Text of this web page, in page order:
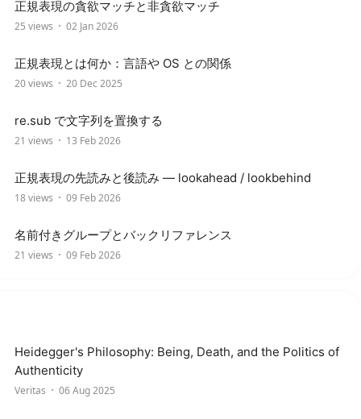
正規表現の貪欲マッチと非貪欲マッチ
25 views 02 Jan 2026
正規表現とは何か：言語や OS との関係
20 views 20 Dec 2025
re.sub で文字列を置換する
21 views 13 Feb 2026
正規表現の先読みと後読み — lookahead / lookbehind
18 views 09 Feb 2026
名前付きグループとバックリファレンス
21 views 09 Feb 2026
Heidegger's Philosophy: Being, Death, and the Politics of
Authenticity
Veritas 06 Aug 2025